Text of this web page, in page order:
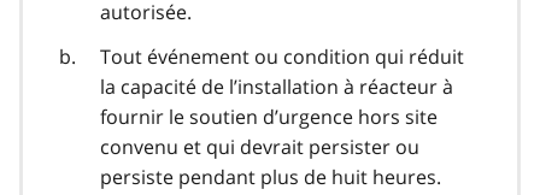
autorisée.
Tout événement ou condition qui réduit
la capacité de l’installation à réacteur à
fournir le soutien d’urgence hors site
convenu et qui devrait persister ou
persiste pendant plus de huit heures.